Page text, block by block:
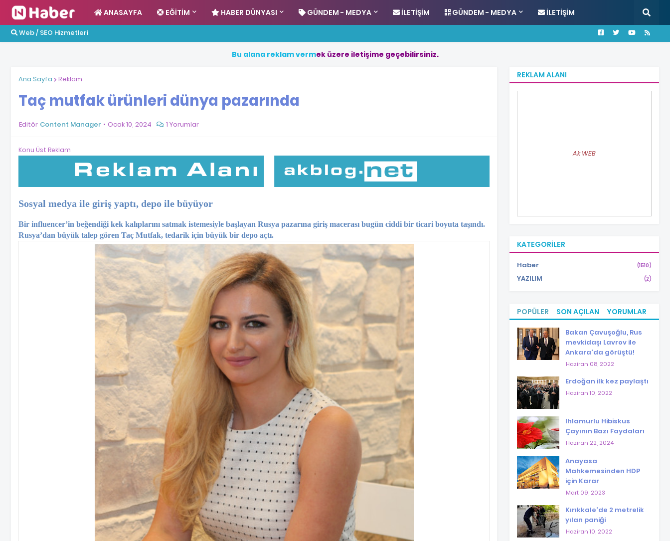
ANASAYFA EĞITIM HABER DÜNYASI GÜNDEM - MEDYA İLETIŞIM GÜNDEM - MEDYA İLETIŞIM
Web / SEO Hizmetleri
Bu alana reklamvermek üzere iletişime geçebilirsiniz.
Ana Sayfa Reklam
Taç mutfak ürünleri dünya pazarında
Editör Content Manager Ocak 10, 2024 1 Yorumlar
Konu Üst Reklam
Sosyal medya ile giriş yaptı, depo ile büyüyor
Bir influencer’in beğendiği kek kalıplarını satmak istemesiyle başlayan Rusya pazarına giriş macerası bugün ciddi bir ticari boyuta taşındı.
Rusya’dan büyük talep gören Taç Mutfak, tedarik için büyük bir depo açtı.
REKLAM ALANI
Ak WEB
KATEGORILER
Haber (1510)
YAZILIM (2)
POPÜLER SON AÇILAN YORUMLAR
Bakan Çavuşoğlu, Rus
mevkidaşı Lavrov ile
Ankara'da görüştü!
Haziran 08, 2022
Erdoğan ilk kez paylaştı
Haziran 10, 2022
Ihlamurlu Hibiskus
Çayının Bazı Faydaları
Haziran 22, 2024
Anayasa
Mahkemesinden HDP
için Karar
Mart 09, 2023
Kırıkkale'de 2 metrelik
yılan paniği
Haziran 10, 2022